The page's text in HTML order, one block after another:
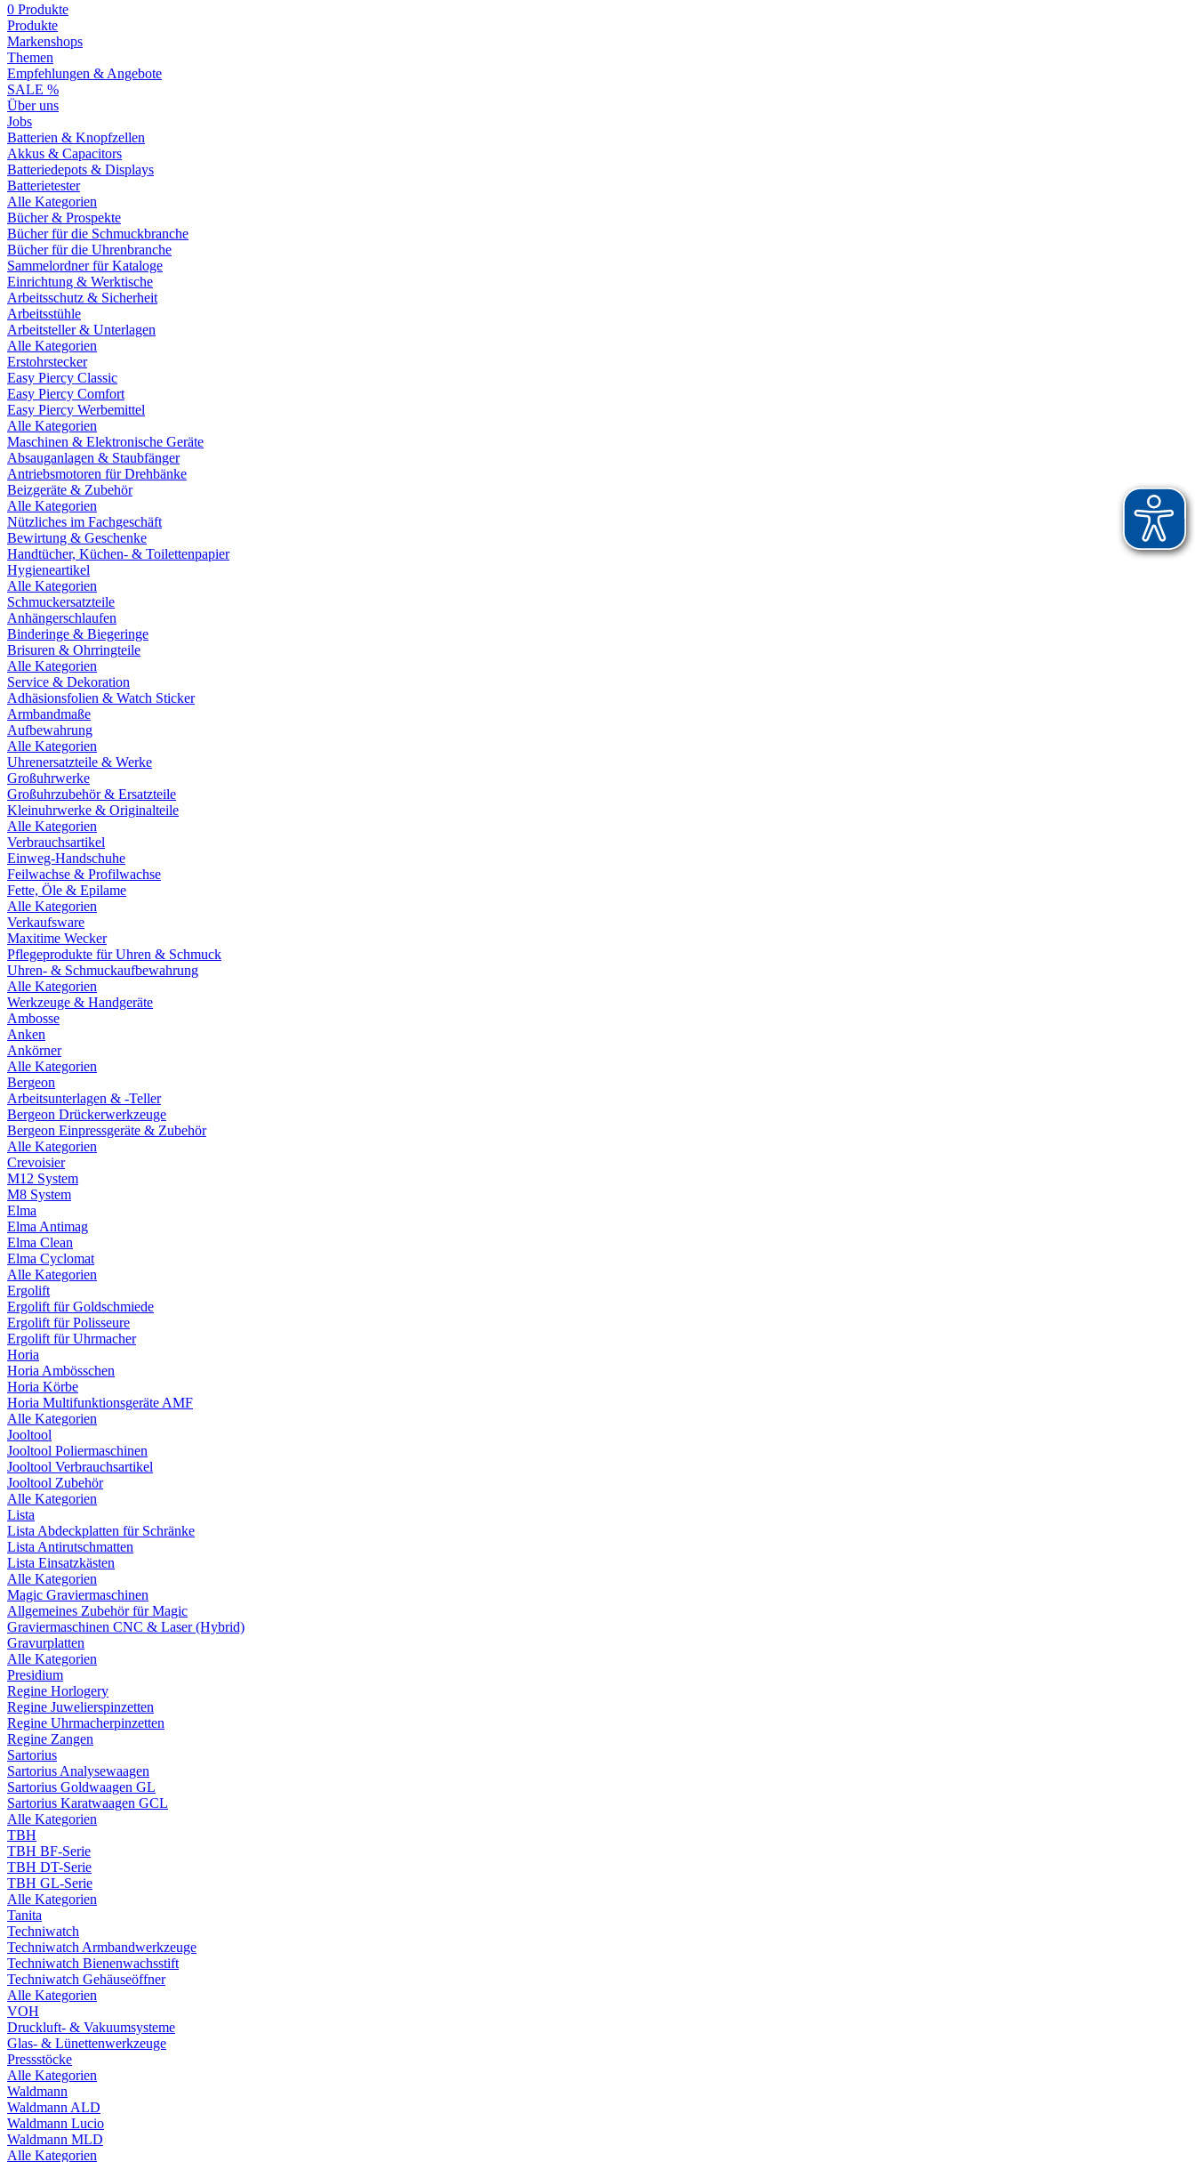
0 Produkte
Produkte
Markenshops
Themen
Empfehlungen & Angebote
SALE %
Über uns
Jobs
Batterien & Knopfzellen
Akkus & Capacitors
Batteriedepots & Displays
Batterietester
Alle Kategorien
Bücher & Prospekte
Bücher für die Schmuckbranche
Bücher für die Uhrenbranche
Sammelordner für Kataloge
Einrichtung & Werktische
Arbeitsschutz & Sicherheit
Arbeitsstühle
Arbeitsteller & Unterlagen
Alle Kategorien
Erstohrstecker
Easy Piercy Classic
Easy Piercy Comfort
Easy Piercy Werbemittel
Alle Kategorien
Maschinen & Elektronische Geräte
Absauganlagen & Staubfänger
Antriebsmotoren für Drehbänke
Beizgeräte & Zubehör
Alle Kategorien
Nützliches im Fachgeschäft
Bewirtung & Geschenke
Handtücher, Küchen- & Toilettenpapier
Hygieneartikel
Alle Kategorien
Schmuckersatzteile
Anhängerschlaufen
Binderinge & Biegeringe
Brisuren & Ohrringteile
Alle Kategorien
Service & Dekoration
Adhäsionsfolien & Watch Sticker
Armbandmaße
Aufbewahrung
Alle Kategorien
Uhrenersatzteile & Werke
Großuhrwerke
Großuhrzubehör & Ersatzteile
Kleinuhrwerke & Originalteile
Alle Kategorien
Verbrauchsartikel
Einweg-Handschuhe
Feilwachse & Profilwachse
Fette, Öle & Epilame
Alle Kategorien
Verkaufsware
Maxitime Wecker
Pflegeprodukte für Uhren & Schmuck
Uhren- & Schmuckaufbewahrung
Alle Kategorien
Werkzeuge & Handgeräte
Ambosse
Anken
Ankörner
Alle Kategorien
Bergeon
Arbeitsunterlagen & -Teller
Bergeon Drückerwerkzeuge
Bergeon Einpressgeräte & Zubehör
Alle Kategorien
Crevoisier
M12 System
M8 System
Elma
Elma Antimag
Elma Clean
Elma Cyclomat
Alle Kategorien
Ergolift
Ergolift für Goldschmiede
Ergolift für Polisseure
Ergolift für Uhrmacher
Horia
Horia Ambösschen
Horia Körbe
Horia Multifunktionsgeräte AMF
Alle Kategorien
Jooltool
Jooltool Poliermaschinen
Jooltool Verbrauchsartikel
Jooltool Zubehör
Alle Kategorien
Lista
Lista Abdeckplatten für Schränke
Lista Antirutschmatten
Lista Einsatzkästen
Alle Kategorien
Magic Graviermaschinen
Allgemeines Zubehör für Magic
Graviermaschinen CNC & Laser (Hybrid)
Gravurplatten
Alle Kategorien
Presidium
Regine Horlogery
Regine Juwelierspinzetten
Regine Uhrmacherpinzetten
Regine Zangen
Sartorius
Sartorius Analysewaagen
Sartorius Goldwaagen GL
Sartorius Karatwaagen GCL
Alle Kategorien
TBH
TBH BF-Serie
TBH DT-Serie
TBH GL-Serie
Alle Kategorien
Tanita
Techniwatch
Techniwatch Armbandwerkzeuge
Techniwatch Bienenwachsstift
Techniwatch Gehäuseöffner
Alle Kategorien
VOH
Druckluft- & Vakuumsysteme
Glas- & Lünettenwerkzeuge
Pressstöcke
Alle Kategorien
Waldmann
Waldmann ALD
Waldmann Lucio
Waldmann MLD
Alle Kategorien